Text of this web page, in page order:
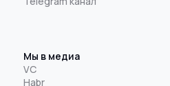
Мы в медиа
VC
Habr